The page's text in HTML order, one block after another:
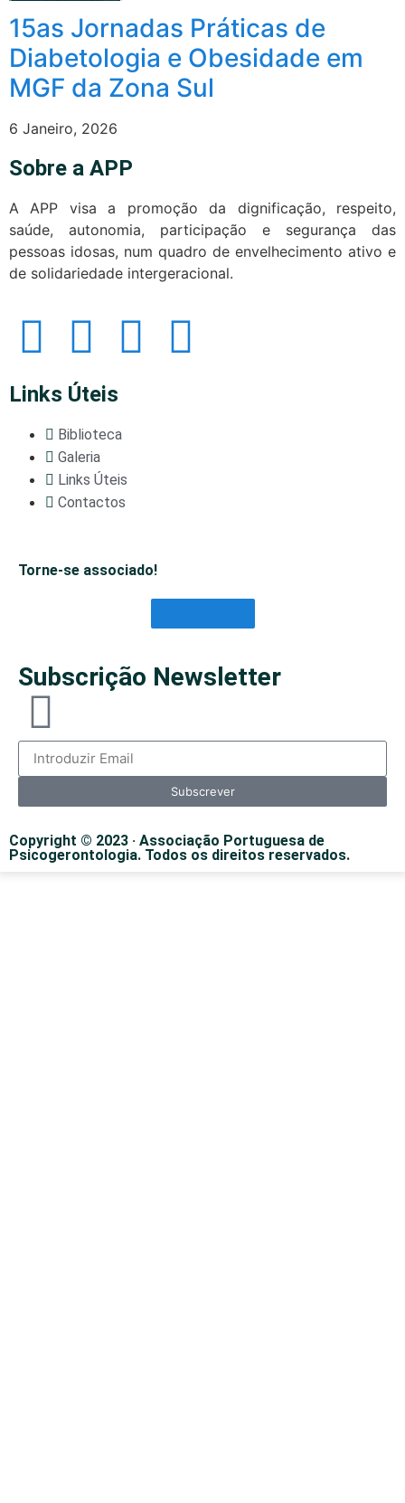
15as Jornadas Práticas de
Diabetologia e Obesidade em
MGF da Zona Sul
6 Janeiro, 2026
Sobre a APP
A APP visa a promoção da dignificação, respeito,
saúde, autonomia, participação e segurança das
pessoas idosas, num quadro de envelhecimento ativo e
de solidariedade intergeracional.
Links Úteis
Biblioteca
Galeria
Links Úteis
Contactos
Torne-se associado!
Subscrição Newsletter
Subscrever
Copyright © 2023 · Associação Portuguesa de
Psicogerontologia. Todos os direitos reservados.